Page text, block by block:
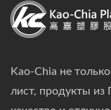
Kao-Chia не
лист, продукты из